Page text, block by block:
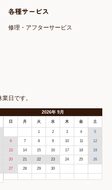
各種サービス
修理・アフターサービス
日です。
2026年9月
日 月 火 水 木 金 土
1 2 3 4 5
6 7 8 9 10 11 12
13 14 15 16 17 18 19
20 21 22 23 24 25 26
27 28 29 30